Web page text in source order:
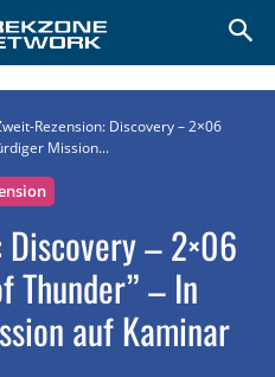
Rezension: Discovery – 2×06
Mission...
– 2×06
Thunder” – In
auf Kaminar